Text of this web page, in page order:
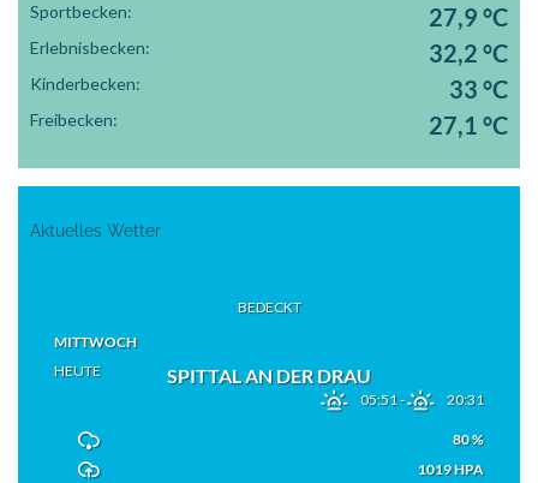
Sportbecken: 27,9 °C
Erlebnisbecken: 32,2 °C
Kinderbecken: 33 °C
Freibecken: 27,1 °C
Aktuelles Wetter
SPITTAL AN DER DRAU
BEDECKT
MITTWOCH
HEUTE
05:51- 20:31
80 %
1019 HPA